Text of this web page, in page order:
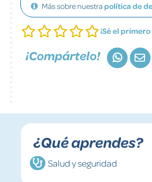
Más sobre nuestra política de
¡Sé el
¡Compártelo!
¿Qué aprendes?
Salud y seguridad